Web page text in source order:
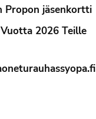
Propon jäsenkortti
2026 Teille